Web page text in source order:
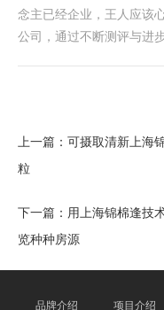
念主已经企业，王人应该
公司，通过不断测评与进
上一篇： 可摄取清新上海
粒
下一篇： 用上海锦棉逢技
览种种房源
品牌介绍 项目介绍